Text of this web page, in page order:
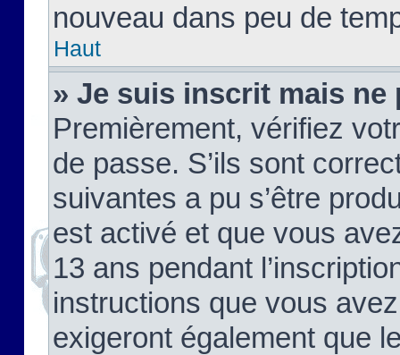
nouveau dans peu de
Haut
» Je suis inscrit mais ne
Premièrement, vérifiez
de passe. S’ils sont
suivantes a pu s’être
est activé et que vous
13 ans pendant
instructions que vous
exigeront également que